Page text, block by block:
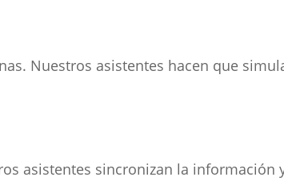
Nuestros asistentes hacen que
asistentes sincronizan la información